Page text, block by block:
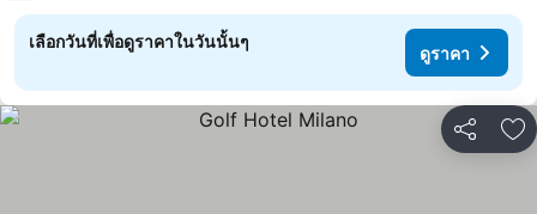
เลือกวันที่เพื่อดูราคาในวันนั้นๆ
ดูราคา
แชร์ เ